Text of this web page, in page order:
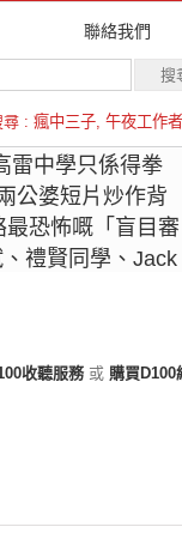
聯絡我們
尋 : 瘋中三子, 午夜工作
雷中學只係得拳
公婆短片炒作背
恐怖嘅「盲目審
禮賢同學、Jack
收聽服務 或 購買D100